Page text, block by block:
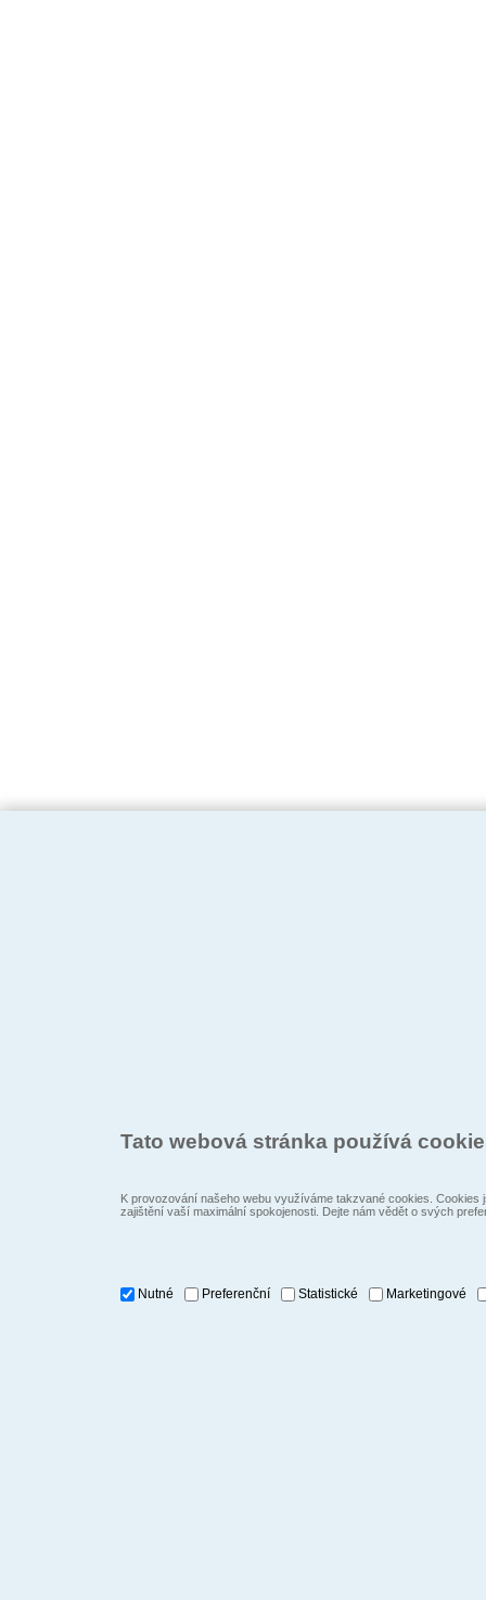
Tato webová stránka používá
K provozování našeho webu využíváme takzvané cookies.
zajištění vaší maximální spokojenosti. Dejte nám vědět o svých
Nutné Preferenční Statistické Marketingové